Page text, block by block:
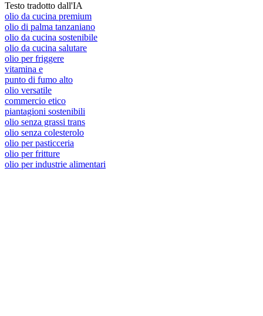
Testo tradotto dall'IA
olio da cucina premium
olio di palma tanzaniano
olio da cucina sostenibile
olio da cucina salutare
olio per friggere
vitamina e
punto di fumo alto
olio versatile
commercio etico
piantagioni sostenibili
olio senza grassi trans
olio senza colesterolo
olio per pasticceria
olio per fritture
olio per industrie alimentari